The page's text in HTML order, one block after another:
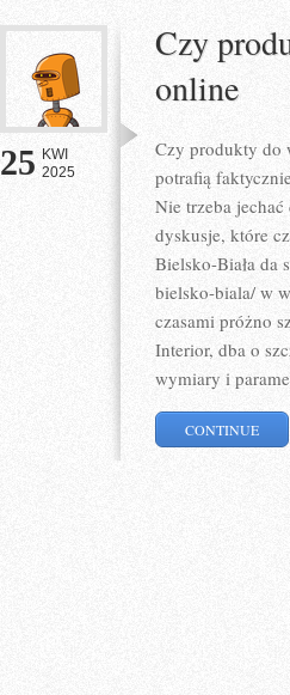
25 KWI
2025
Czy
online
Czy produkty do
potrafią
Nie trzeba
dyskusje, które
Bielsko-Biała da
bielsko-biala/ w
czasami próżno
Interior, dba o
wymiary i
CONTINUE